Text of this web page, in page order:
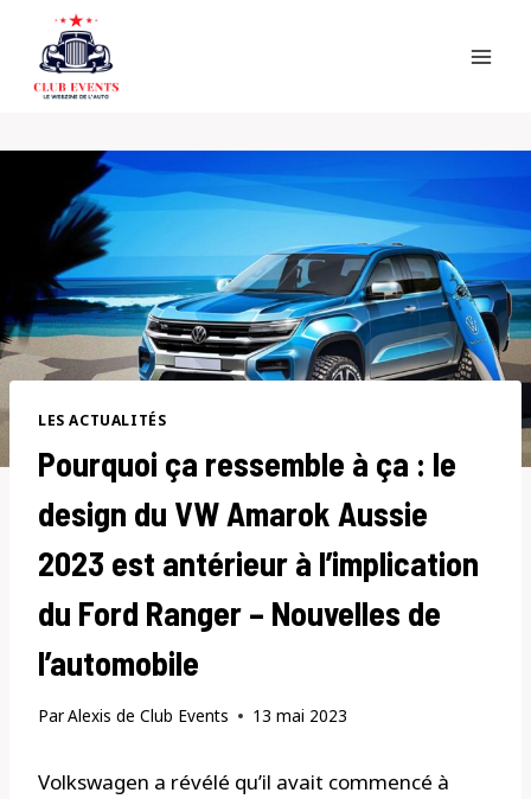
content
LES ACTUALITÉS
Pourquoi ça ressemble à ça : le
design du VW Amarok Aussie
2023 est antérieur à l’implication
du Ford Ranger – Nouvelles de
l’automobile
ParAlexis de Club Events 13 mai 2023
Volkswagen a révélé qu’il avait commencé à